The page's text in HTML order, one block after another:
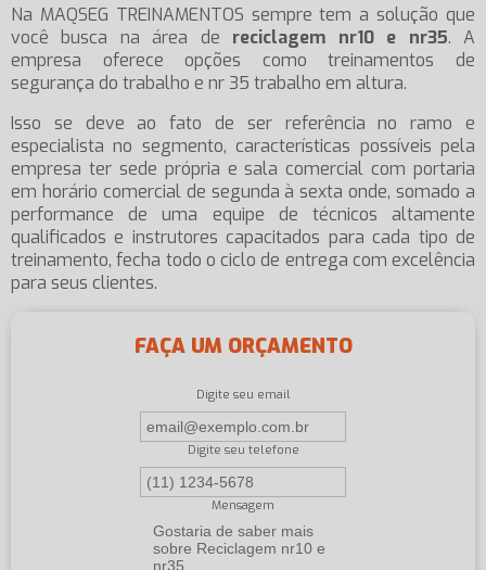
Na MAQSEG TREINAMENTOS sempre tem a solução que
você busca na área de reciclagem nr10 e nr35. A
empresa oferece opções como treinamentos de
segurança do trabalho e nr 35 trabalho em altura.
Isso se deve ao fato de ser referência no ramo e
especialista no segmento, características possíveis pela
empresa ter sede própria e sala comercial com portaria
em horário comercial de segunda à sexta onde, somado a
performance de uma equipe de técnicos altamente
qualificados e instrutores capacitados para cada tipo de
treinamento, fecha todo o ciclo de entrega com excelência
para seus clientes.
FAÇA UM ORÇAMENTO
Digite seu email
Digite seu telefone
Mensagem